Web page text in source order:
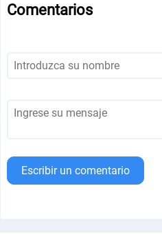
Comentarios
Escribir un comentario